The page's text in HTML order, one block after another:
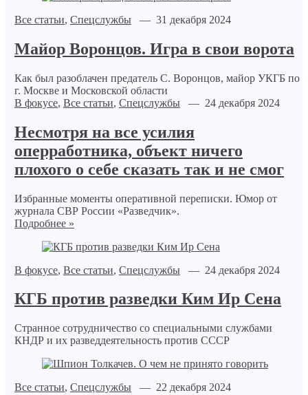
Все статьи, Спецслужбы— 31 декабря 2024
Майор Воронцов. Игра в свои ворота
Как был разоблачен предатель С. Воронцов, майор УКГБ по
г. Москве и Московской области
В фокусе, Все статьи, Спецслужбы— 24 декабря 2024
Несмотря на все усилия
оперработника, объект ничего
плохого о себе сказать так и не смог
Избранные моменты оперативной переписки. Юмор от
журнала СВР России «Разведчик».
Подробнее »
В фокусе, Все статьи, Спецслужбы— 24 декабря 2024
КГБ против разведки Ким Ир Сена
Странное сотрудничество со специальными службами
КНДР и их разведдеятельность против СССР
Все статьи, Спецслужбы— 22 декабря 2024